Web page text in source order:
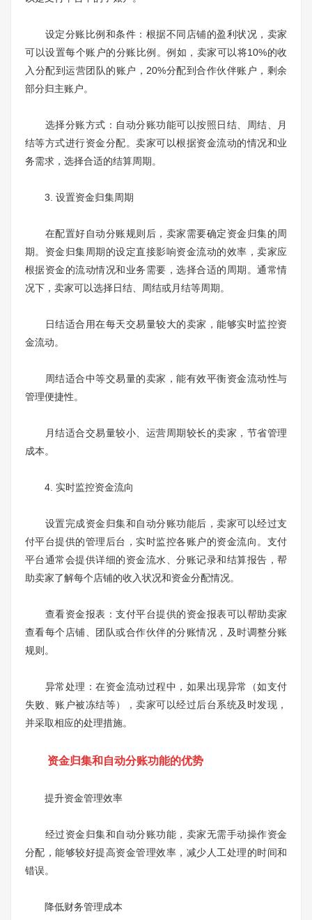
设定分账比例和条件：根据不同店铺的盈利状况，卖家
可以设置每个账户的分账比例。例如，卖家可以将10%的收
入分配到运营团队的账户，20%分配到合作伙伴账户，剩余
部分归主账户。
选择分账方式：自动分账功能可以按照日结、周结、月
结等方式进行资金分配。卖家可以根据资金流动的情况和业
务需求，选择合适的结算周期。
3. 设置资金归集周期
在配置好自动分账规则后，卖家需要确定资金归集的周
期。资金归集周期的设定直接影响资金流动的效率，卖家应
根据资金的流动情况和业务需要，选择合适的周期。通常情
况下，卖家可以选择日结、周结或月结等周期。
日结适合用在每天交易量较大的卖家，能够实时监控资
金流动。
周结适合中等交易量的卖家，能有效平衡资金流动性与
管理便捷性。
月结适合交易量较小、运营周期较长的卖家，节省管理
成本。
4. 实时监控资金流向
设置完成资金归集和自动分账功能后，卖家可以经过支
付平台提供的管理后台，实时监控各账户的资金流向。支付
平台通常会提供详细的资金流水、分账记录和结算报告，帮
助卖家了解每个店铺的收入状况和资金分配情况。
查看资金报表：支付平台提供的资金报表可以帮助卖家
查看每个店铺、团队或合作伙伴的分账情况，及时调整分账
规则。
异常处理：在资金流动过程中，如果出现异常（如支付
失败、账户被冻结等），卖家可以经过后台系统及时发现，
并采取相应的处理措施。
资金归集和自动分账功能的优势
提升资金管理效率
经过资金归集和自动分账功能，卖家无需手动操作资金
分配，能够较好提高资金管理效率，减少人工处理的时间和
错误。
降低财务管理成本